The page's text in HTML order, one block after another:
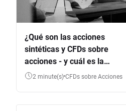
¿Qué son las acciones
sintéticas y CFDs sobre
acciones - y cuál es la
diferencia?
2 minute(s) CFDs sobre Acciones